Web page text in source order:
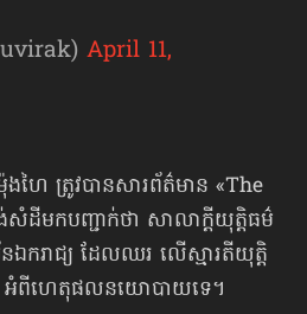
April 11,
ហៃ ត្រូវបានសារព័ត៌មាន «The
ដីមកបញ្ជាក់ថា សាលាក្ដីយុត្តិធម៌
ករាជ្យ ដែលឈរ លើស្មារតីយុត្តិ
អំពីហេតុផលនយោបាយទេ។